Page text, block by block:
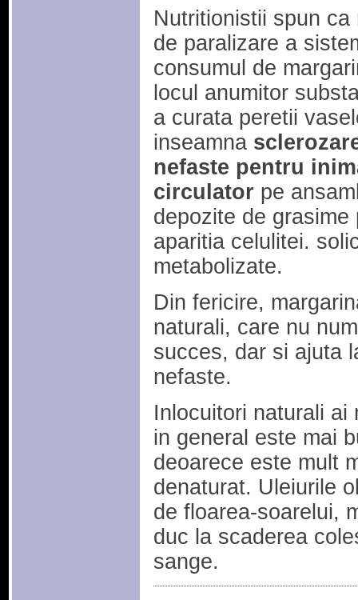
Nutritionistii spun
de paralizare a
consumul de
locul anumitor
a curata peretii
inseamna
nefaste pentru
circulator pe
depozite de
aparitia celulitei.
metabolizate.
Din fericire,
naturali, care nu
succes, dar si ajuta
nefaste.
Inlocuitori naturali
in general este mai
deoarece este mult
denaturat. Uleiurile
de floarea-soarelui,
duc la scaderea
sange.